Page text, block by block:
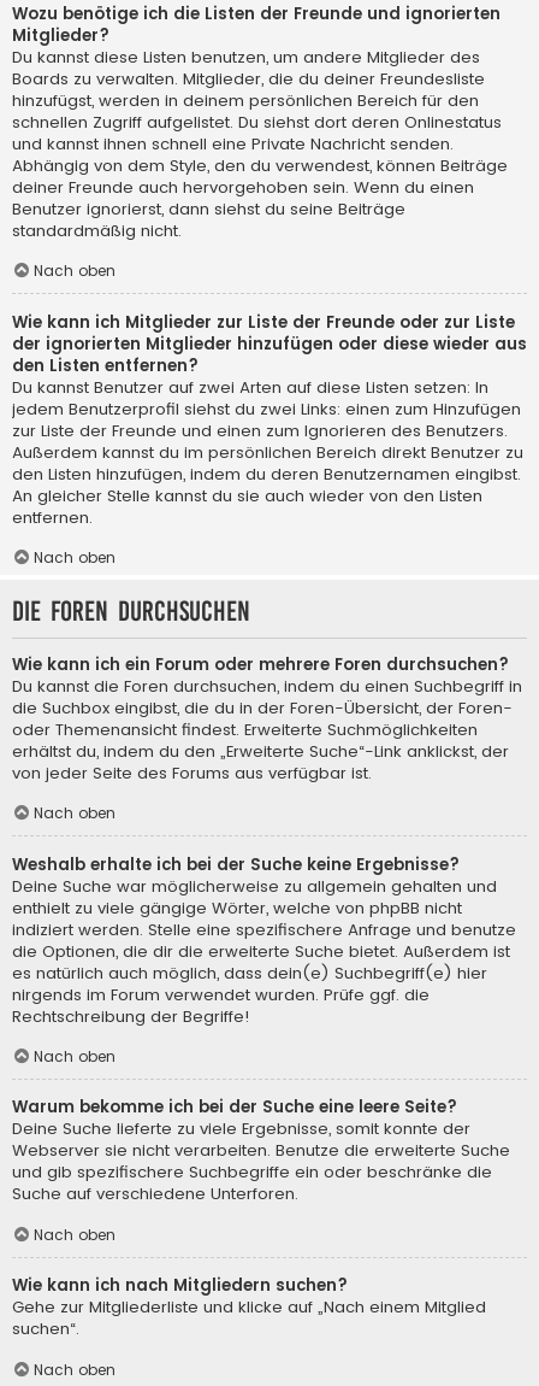
Wozu benötige ich die Listen der Freunde und ignorierten
Mitglieder?
Du kannst diese Listen benutzen, um andere Mitglieder des
Boards zu verwalten. Mitglieder, die du deiner Freundesliste
hinzufügst, werden in deinem persönlichen Bereich für den
schnellen Zugriff aufgelistet. Du siehst dort deren Onlinestatus
und kannst ihnen schnell eine Private Nachricht senden.
Abhängig von dem Style, den du verwendest, können Beiträge
deiner Freunde auch hervorgehoben sein. Wenn du einen
Benutzer ignorierst, dann siehst du seine Beiträge
standardmäßig nicht.
Nach oben
Wie kann ich Mitglieder zur Liste der Freunde oder zur Liste
der ignorierten Mitglieder hinzufügen oder diese wieder aus
den Listen entfernen?
Du kannst Benutzer auf zwei Arten auf diese Listen setzen: In
jedem Benutzerprofil siehst du zwei Links: einen zum Hinzufügen
zur Liste der Freunde und einen zum Ignorieren des Benutzers.
Außerdem kannst du im persönlichen Bereich direkt Benutzer zu
den Listen hinzufügen, indem du deren Benutzernamen eingibst.
An gleicher Stelle kannst du sie auch wieder von den Listen
entfernen.
Nach oben
Die Foren durchsuchen
Wie kann ich ein Forum oder mehrere Foren durchsuchen?
Du kannst die Foren durchsuchen, indem du einen Suchbegriff in
die Suchbox eingibst, die du in der Foren-Übersicht, der Foren-
oder Themenansicht findest. Erweiterte Suchmöglichkeiten
erhältst du, indem du den „Erweiterte Suche“-Link anklickst, der
von jeder Seite des Forums aus verfügbar ist.
Nach oben
Weshalb erhalte ich bei der Suche keine Ergebnisse?
Deine Suche war möglicherweise zu allgemein gehalten und
enthielt zu viele gängige Wörter, welche von phpBB nicht
indiziert werden. Stelle eine spezifischere Anfrage und benutze
die Optionen, die dir die erweiterte Suche bietet. Außerdem ist
es natürlich auch möglich, dass dein(e) Suchbegriff(e) hier
nirgends im Forum verwendet wurden. Prüfe ggf. die
Rechtschreibung der Begriffe!
Nach oben
Warum bekomme ich bei der Suche eine leere Seite?
Deine Suche lieferte zu viele Ergebnisse, somit konnte der
Webserver sie nicht verarbeiten. Benutze die erweiterte Suche
und gib spezifischere Suchbegriffe ein oder beschränke die
Suche auf verschiedene Unterforen.
Nach oben
Wie kann ich nach Mitgliedern suchen?
Gehe zur Mitgliederliste und klicke auf „Nach einem Mitglied
suchen“.
Nach oben